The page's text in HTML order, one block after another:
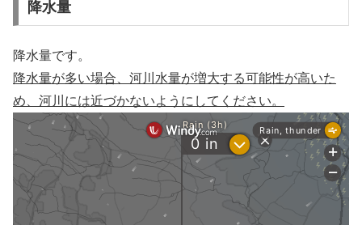
降水量
降水量です。
降水量が多い場合、河川水量が増大する可能性が高いた
め、河川には近づかないようにしてください。